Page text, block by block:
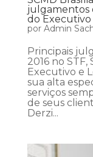
julgamentos
do Executivo
por Admin
Principais
2016 no STF,
Executivo e
sua alta
serviços
de seus
Derzi...